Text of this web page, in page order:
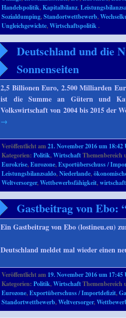
Handelspolitik,Kapitalbilanz,
Sozialdumping,Standortwettbewerb,
Ungleichgewichte,Wirtschaftspolitik.
Deutschland und die
Sonnenseiten
2,5 Billionen Euro, 2.500 Milliarden
ist die Summe an Gütern und
Volkswirtschaft von 2004 bis 2015 der
→
Veröffentlicht am21. November 2016 um 18:42
Kategorien:Politik,Wirtschaft
Eurokrise,Eurozone,Exportüberschuss /
Leistungsbilanzsaldo,Niederlande,
Weltversorger,Wettbewerbsfähigkeit,
Gastbeitrag von Ebo:
Ein Gastbeitrag von Ebo (lostineu.eu)
Deutschland meldet mal wieder einen
Veröffentlicht am 19. November 2016 um 17:45
Kategorien:Politik,Wirtschaft
Eurozone,Exportüberschuss / Importdefizit,
Standortwettbewerb,Weltversorger,